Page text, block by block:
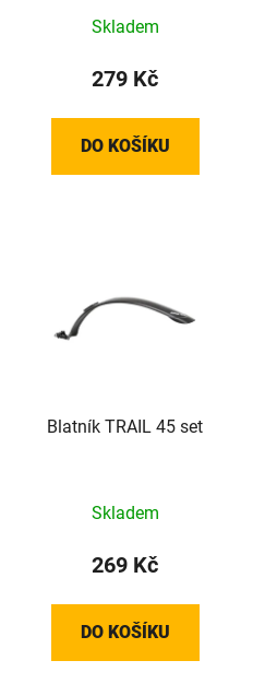
Skladem
279 Kč
DO KOŠÍKU
Blatník TRAIL 45 set
Skladem
269 Kč
DO KOŠÍKU